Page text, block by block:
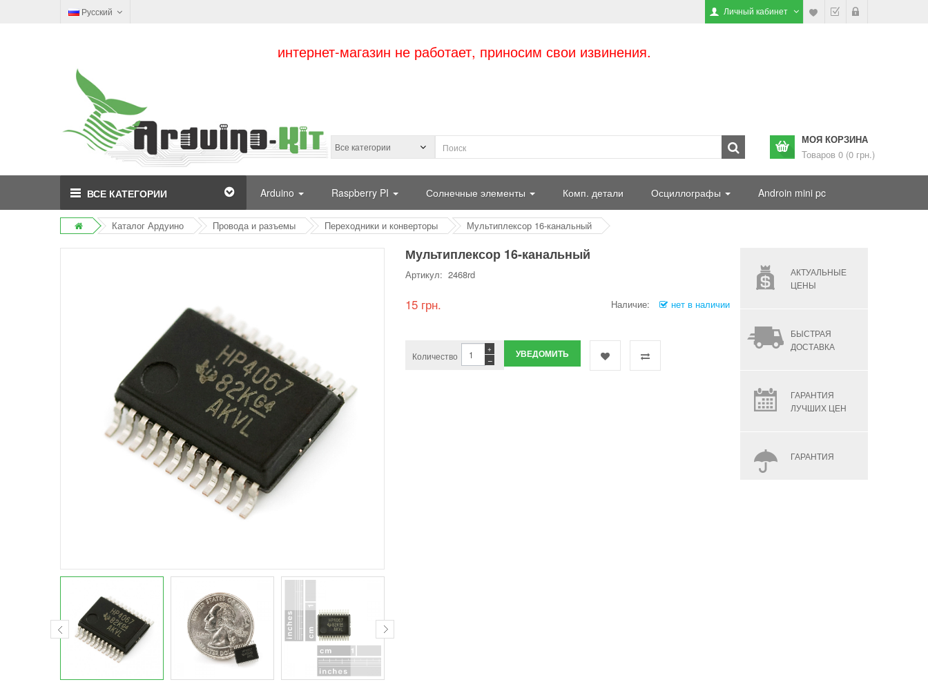
Русский Личный кабинет
интернет-магазин не работает, приносим свои извинения.
МОЯ КОРЗИНА
Товаров 0 (0 грн.)
ВСЕ КАТЕГОРИИ Arduino Raspberry PI Солнечные элементы Комп. детали Осциллографы Androin mini pc
Каталог Ардуино Провода и разъемы Переходники и конверторы Мультиплексор 16-канальный
Мультиплексор 16-канальный
Артикул: 2468rd
15 грн. Наличие: нет в наличии
Количество −
+ УВЕДОМИТЬ
АКТУАЛЬНЫЕ
ЦЕНЫ
БЫСТРАЯ
ДОСТАВКА
ГАРАНТИЯ
ЛУЧШИХ ЦЕН
ГАРАНТИЯ